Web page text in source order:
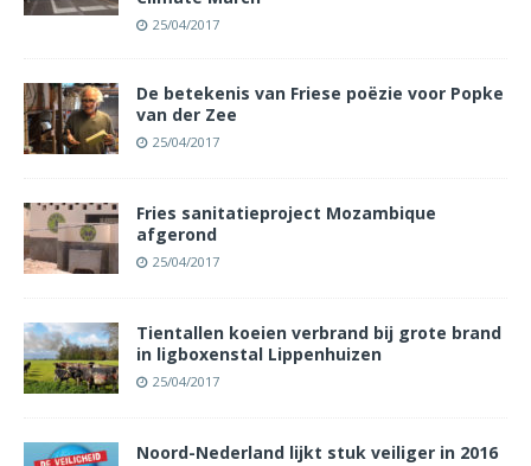
25/04/2017
De betekenis van Friese poëzie voor Popke
van der Zee
25/04/2017
Fries sanitatieproject Mozambique
afgerond
25/04/2017
Tientallen koeien verbrand bij grote brand
in ligboxenstal Lippenhuizen
25/04/2017
Noord-Nederland lijkt stuk veiliger in 2016